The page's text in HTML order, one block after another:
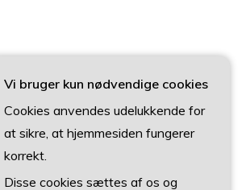
Vi bruger kun nødvendige cookies
Cookies anvendes udelukkende for
at sikre, at hjemmesiden fungerer
korrekt.
Disse cookies sættes af os og